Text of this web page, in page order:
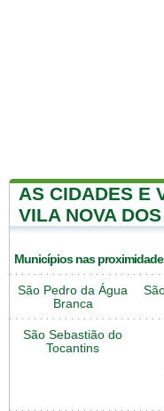
AS CIDADES E
VILA NOVA
Municípios nas
São Pedro da Água
Branca
São Sebastião do
Tocantins